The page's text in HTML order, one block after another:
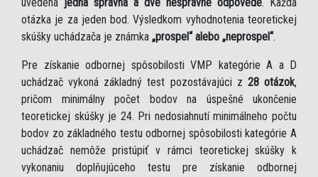
otázka je za jeden bod. Výsledkom vyhodnotenia teoretickej
skúšky uchádzača je známka „prospel“ alebo „neprospel“.
Pre získanie odbornej spôsobilosti VMP kategórie A a D
uchádzač vykoná základný test pozostávajúci z 28 otázok,
pričom minimálny počet bodov na úspešné ukončenie
teoretickej skúšky je 24. Pri nedosiahnutí minimálneho počtu
bodov zo základného testu odbornej spôsobilosti kategórie A
uchádzač nemôže pristúpiť v rámci teoretickej skúšky k
vykonaniu doplňujúceho testu pre získanie odbornej